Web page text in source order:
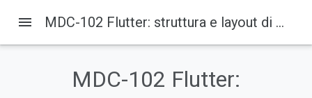
Componenti e sottosistemi Material Flutter in questo codelab
menu MDC-102 Flutter: struttura e layout di Material
MDC-102 Flutter: